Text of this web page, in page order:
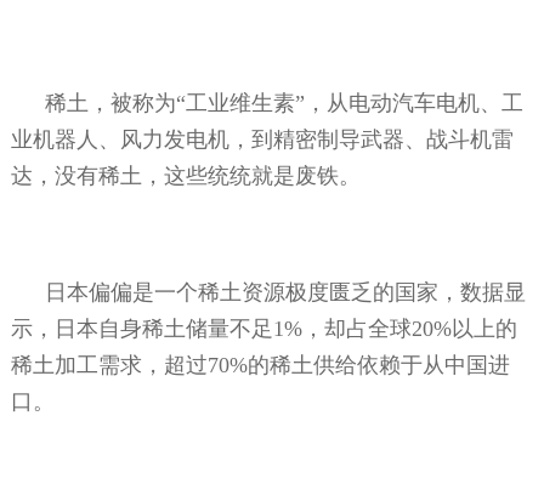
稀土，被称为“工业维生素”，从电动汽车电机、工
业机器人、风力发电机，到精密制导武器、战斗机雷
达，没有稀土，这些统统就是废铁。
日本偏偏是一个稀土资源极度匮乏的国家，数据显
示，日本自身稀土储量不足 1%，却占全球20%以上的
稀土加工需求，超过70%的稀土供给依赖于从中国进
口。